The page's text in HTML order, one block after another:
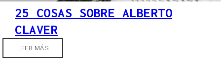
25 COSAS SOBRE ALBERTO
CLAVER
LEER MÁS